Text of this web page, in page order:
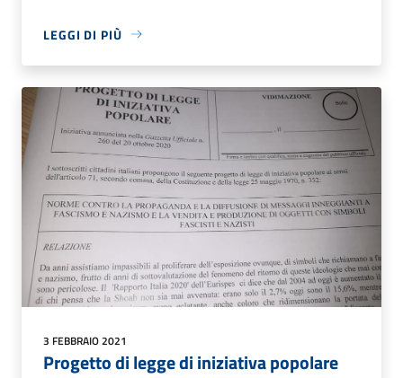
LEGGI DI PIÙ
3 FEBBRAIO 2021
Progetto di legge di iniziativa popolare